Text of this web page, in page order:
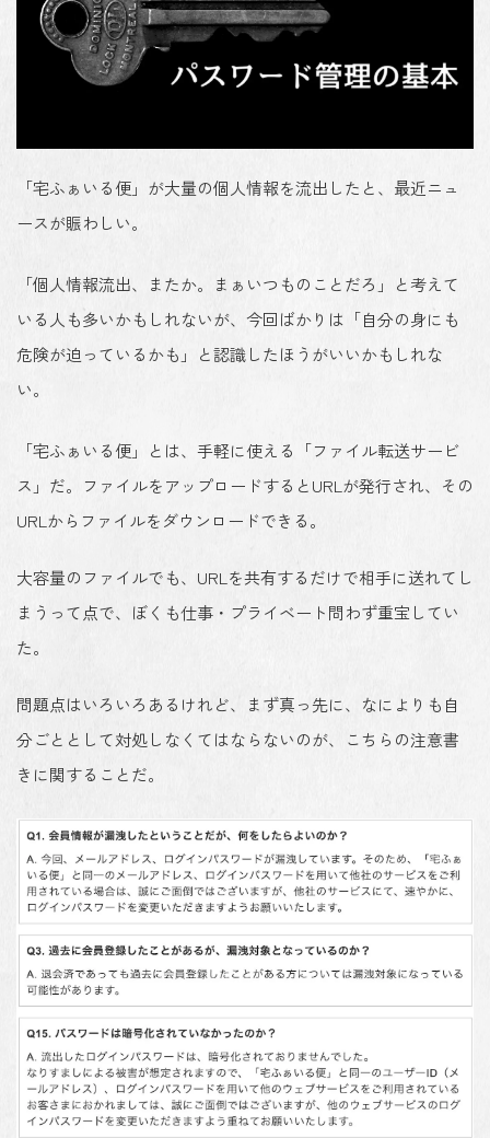
「宅ふぁいる便」が大量の個人情報を流出したと、最近ニュ
ースが賑わしい。
「個人情報流出、またか。まぁいつものことだろ」と考えて
いる人も多いかもしれないが、今回ばかりは「自分の身にも
危険が迫っているかも」と認識したほうがいいかもしれな
い。
「宅ふぁいる便」とは、手軽に使える「ファイル転送サービ
ス」だ。ファイルをアップロードするとURLが発行され、その
URLからファイルをダウンロードできる。
大容量のファイルでも、URLを共有するだけで相手に送れてし
まうって点で、ぼくも仕事・プライベート問わず重宝してい
た。
問題点はいろいろあるけれど、まず真っ先に、なによりも自
分ごととして対処しなくてはならないのが、こちらの注意書
きに関することだ。